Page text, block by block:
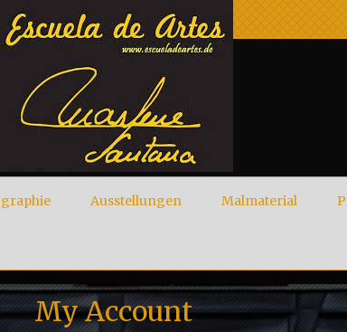
Ausstellungen Malmaterial
My Account